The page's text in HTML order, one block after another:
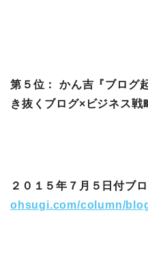
第５位： かん吉『ブログ
き抜くブログ×ビジネス戦
２０１５年７月５日付ブ
ohsugi.com/column/